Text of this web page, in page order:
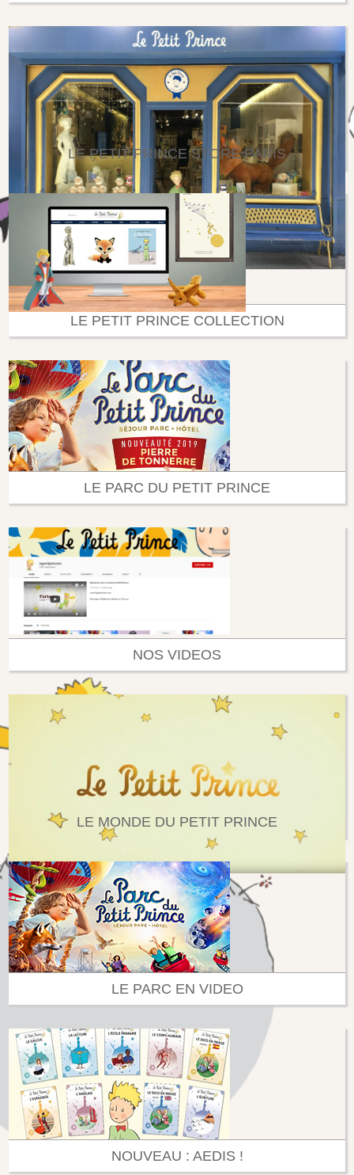
LE PETIT PRINCE STORE PARIS
LE PETIT PRINCE COLLECTION
LE PARC DU PETIT PRINCE
NOS VIDEOS
LE MONDE DU PETIT PRINCE
LE PARC EN VIDEO
NOUVEAU : AEDIS !